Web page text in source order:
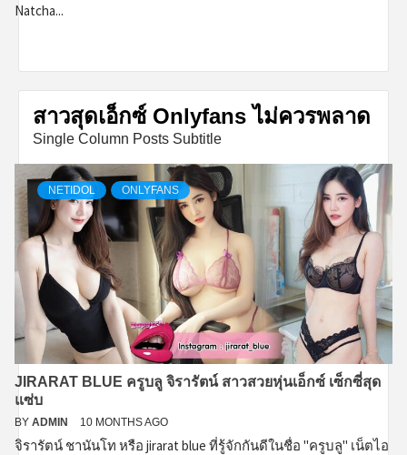
Natcha...
สาวสุดเอ็กซ์ Onlyfans ไม่ควรพลาด
Single Column Posts Subtitle
NETIDOL ONLYFANS
JIRARAT BLUE ครูบลู จิรารัตน์ สาวสวยหุ่นเอ็กซ์ เซ็กซี่สุด
แซ่บ
BY ADMIN 10 MONTHS AGO
จิรารัตน์ ชานันโท หรือ jirarat blue ที่รู้จักกันดีในชื่อ "ครูบลู" เน็ตไอ